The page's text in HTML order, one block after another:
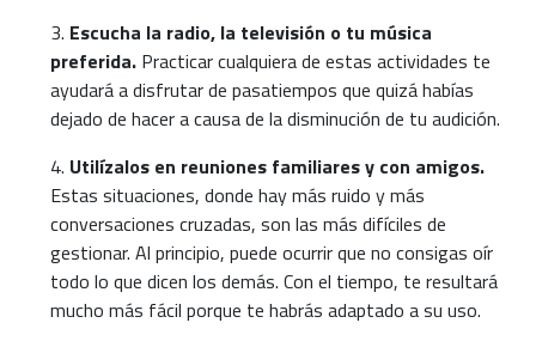
3. Escucha la radio, la televisión o tu música
preferida. Practicar cualquiera de estas actividades te
ayudará a disfrutar de pasatiempos que quizá habías
dejado de hacer a causa de la disminución de tu audición.
4. Utilízalos en reuniones familiares y con amigos.
Estas situaciones, donde hay más ruido y más
conversaciones cruzadas, son las más difíciles de
gestionar. Al principio, puede ocurrir que no consigas oír
todo lo que dicen los demás. Con el tiempo, te resultará
mucho más fácil porque te habrás adaptado a su uso.